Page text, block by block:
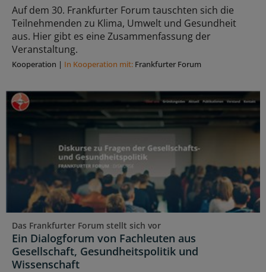
Auf dem 30. Frankfurter Forum tauschten sich die
Teilnehmenden zu Klima, Umwelt und Gesundheit
aus. Hier gibt es eine Zusammenfassung der
Veranstaltung.
Kooperation | In Kooperation mit: Frankfurter Forum
Das Frankfurter Forum stellt sich vor
Ein Dialogforum von Fachleuten aus
Gesellschaft, Gesundheitspolitik und
Wissenschaft